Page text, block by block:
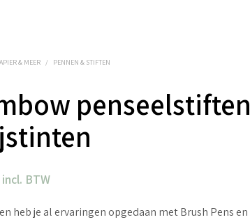
& MEER / PENNEN & STIFTEN
penseelstiften
incl. BTW
heb je al ervaringen opgedaan met Brush Pens en